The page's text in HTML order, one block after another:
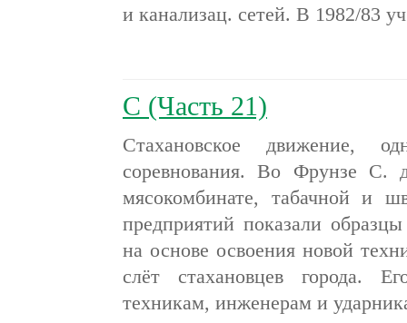
и канализац. сетей. В 1982/83
С (Часть 21)
Стахановское движение,
соревнования. Во Фрунзе С.
мясокомбинате, табачной и
предприятий показали
на основе освоения новой
слёт стахановцев города.
техникам, инженерам и